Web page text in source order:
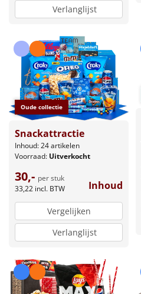
Verlanglijst
Oude collectie
Snackattractie
Inhoud: 24 artikelen
Voorraad: Uitverkocht
30,- per stuk
33,22 incl. BTW Inhoud
Vergelijken
Verlanglijst